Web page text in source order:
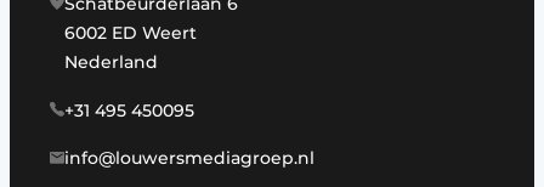
6002 ED Weert
Nederland
+31 495 450095
info@louwersmediagroep.nl